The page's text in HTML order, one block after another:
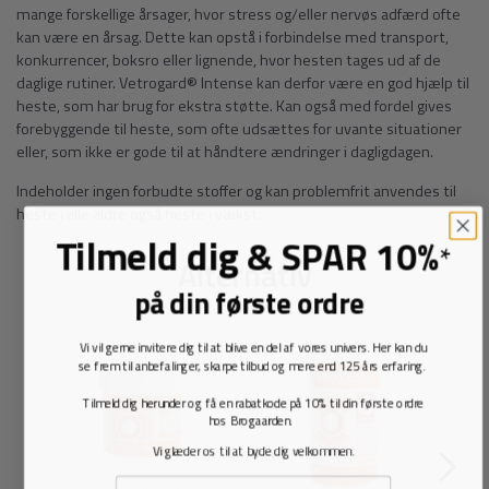
mange forskellige årsager, hvor stress og/eller nervøs adfærd ofte
kan være en årsag. Dette kan opstå i forbindelse med transport,
konkurrencer, boksro eller lignende, hvor hesten tages ud af de
daglige rutiner. Vetrogard® Intense kan derfor være en god hjælp til
heste, som har brug for ekstra støtte. Kan også med fordel gives
forebyggende til heste, som ofte udsættes for uvante situationer
eller, som ikke er gode til at håndtere ændringer i dagligdagen.
Indeholder ingen forbudte stoffer og kan problemfrit anvendes til
heste i alle aldre også heste i vækst.
Alternativ
Tilmeld dig&SPAR 10%*
på din første ordre
Vi vil gerne invitere dig til at blive en del af vores univers. Her kan du
se frem til anbefalinger, skarpe tilbud og mere end 125 års erfaring.
Tilmeld dig herunder og få en rabatkode på 10% til din første ordre
hos Brogaarden.
Vi glæder os til at byde dig velkommen.